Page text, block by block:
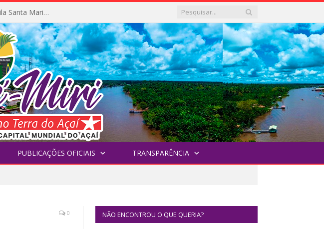
Prefeitura inicia obra de pavimentação no Ramal da Vila Santa Maria do Icatu
PUBLICAÇÕES OFICIAIS TRANSPARÊNCIA
0 NÃO ENCONTROU O QUE QUERIA?